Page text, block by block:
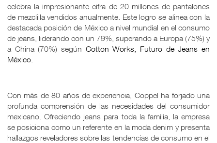
celebra la impresionante cifra de 20 millones de pantalones
de mezclilla vendidos anualmente. Este logro se alinea con la
destacada posición de México a nivel mundial en el consumo
de jeans, liderando con un 79%, superando a Europa (75%) y
a China (70%) según Cotton Works, Futuro de Jeans en
México
Con más de 80 años de experiencia, Coppel ha forjado una
profunda comprensión de las necesidades del consumidor
mexicano. Ofreciendo jeans para toda la familia, la empresa
se posiciona como un referente en la moda denim y presenta
hallazgos reveladores sobre las tendencias de consumo en el